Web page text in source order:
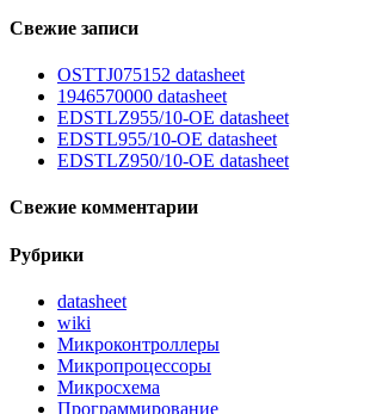
Свежие записи
OSTTJ075152 datasheet
1946570000 datasheet
EDSTLZ955/10-OE datasheet
EDSTL955/10-OE datasheet
EDSTLZ950/10-OE datasheet
Свежие комментарии
Рубрики
datasheet
wiki
Микроконтроллеры
Микропроцессоры
Микросхема
Программирование